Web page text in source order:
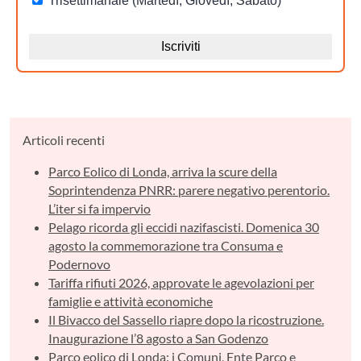
Articoli recenti
Parco Eolico di Londa, arriva la scure della
Soprintendenza PNRR: parere negativo perentorio.
L’iter si fa impervio
Pelago ricorda gli eccidi nazifascisti. Domenica 30
agosto la commemorazione tra Consuma e
Podernovo
Tariffa rifiuti 2026, approvate le agevolazioni per
famiglie e attività economiche
Il Bivacco del Sassello riapre dopo la ricostruzione.
Inaugurazione l’8 agosto a San Godenzo
Parco eolico di Londa: i Comuni, Ente Parco e